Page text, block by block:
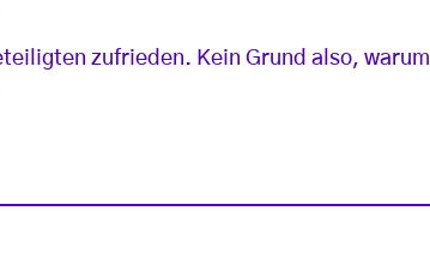
zufrieden. Kein Grund also, warum